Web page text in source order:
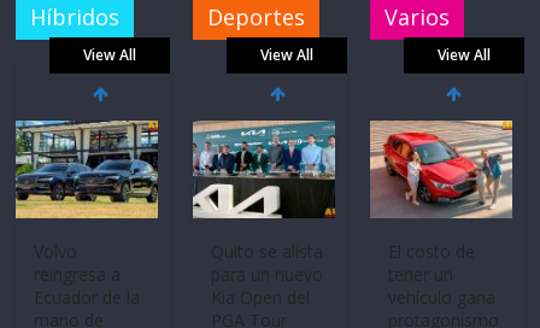
Híbridos
View All
Volvo
reingresa a
Ecuador de la
mano de
Deportes
View All
Quito se alista
para un nuevo
Kia Open del
PGA Tour
Varios
View All
El costo de
tener un
vehículo gana
protagonismo